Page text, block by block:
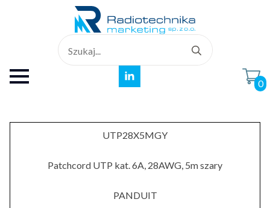
for:
0
UTP28X5MGY
Patchcord UTP kat. 6A, 28AWG, 5m szary
PANDUIT